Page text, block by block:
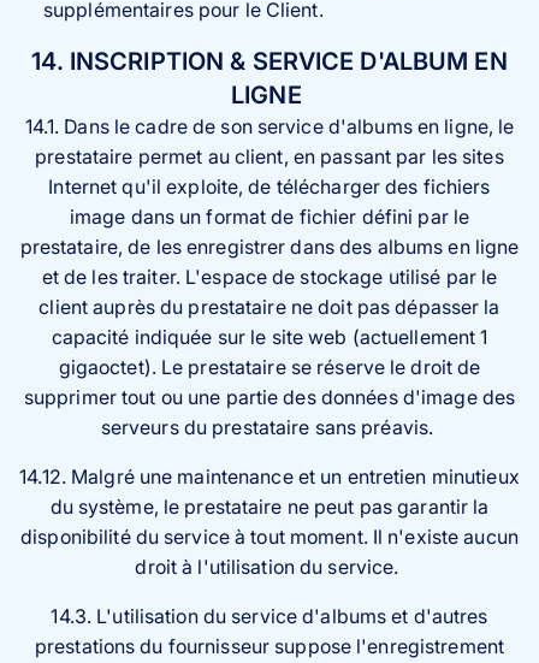
supplémentaires pour le Client.
14. INSCRIPTION & SERVICE D'ALBUM EN
LIGNE
14.1. Dans le cadre de son service d'albums en ligne, le
prestataire permet au client, en passant par les sites
Internet qu'il exploite, de télécharger des fichiers
image dans un format de fichier défini par le
prestataire, de les enregistrer dans des albums en ligne
et de les traiter. L'espace de stockage utilisé par le
client auprès du prestataire ne doit pas dépasser la
capacité indiquée sur le site web (actuellement 1
gigaoctet). Le prestataire se réserve le droit de
supprimer tout ou une partie des données d'image des
serveurs du prestataire sans préavis.
14.12. Malgré une maintenance et un entretien minutieux
du système, le prestataire ne peut pas garantir la
disponibilité du service à tout moment. Il n'existe aucun
droit à l'utilisation du service.
14.3. L'utilisation du service d'albums et d'autres
prestations du fournisseur suppose l'enregistrement